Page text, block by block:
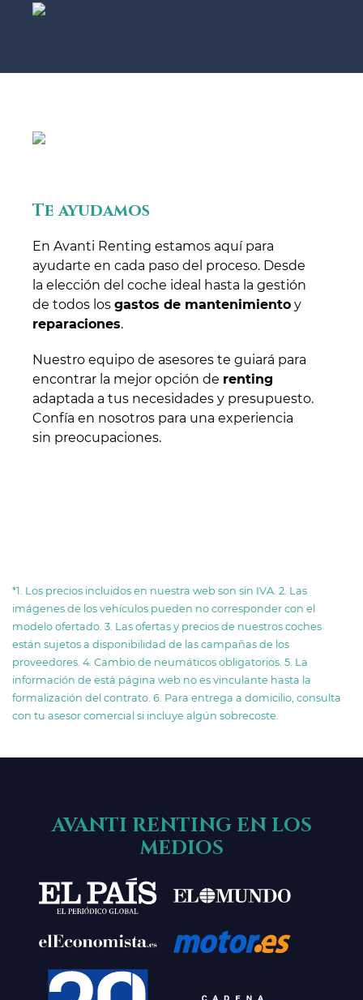
Te ayudamos
En Avanti Renting estamos aquí para
ayudarte en cada paso del proceso. Desde
la elección del coche ideal hasta la gestión
de todos los gastos de mantenimiento y
reparaciones.
Nuestro equipo de asesores te guiará para
encontrar la mejor opción de renting
adaptada a tus necesidades y presupuesto.
Confía en nosotros para una experiencia
sin preocupaciones.
*1. Los precios incluidos en nuestra web son sin IVA. 2. Las
imágenes de los vehículos pueden no corresponder con el
modelo ofertado. 3. Las ofertas y precios de nuestros coches
están sujetos a disponibilidad de las campañas de los
proveedores. 4. Cambio de neumáticos obligatorios. 5. La
información de está página web no es vinculante hasta la
formalización del contrato. 6. Para entrega a domicilio, consulta
con tu asesor comercial si incluye algún sobrecoste.
AVANTI RENTING EN LOS
MEDIOS